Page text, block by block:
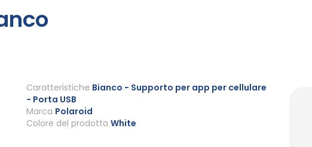
Marca Polaroid
Caratteristiche Bianco - Supporto per app per cellulare
- Porta USB
Colore del prodotto White